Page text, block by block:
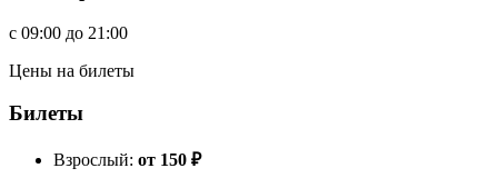
c 09:00 до 21:00
Цены на билеты
Билеты
Взрослый: от 150 ₽